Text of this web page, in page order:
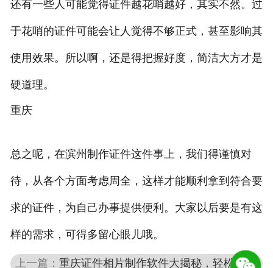
还有一些人可能觉得证件越花哨越好，其实不然。过
于花哨的证件可能会让人觉得不够正式，甚至影响其
使用效果。所以啊，还是得把握好度，简洁大方才是
硬道理。
重庆
总之呢，在滨州制作证件这件事上，我们得谨慎对
待，从各个方面考虑周全，这样才能顺利拿到符合要
求的证件，为自己办事提供便利。大家以后要是有这
样的需求，可得多留心眼儿哦。
上一篇：重庆证件相片制作软件大揭秘，轻松拥有完美证件照